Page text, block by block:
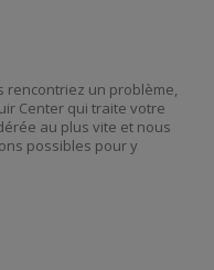
rencontriez un problème,
Center qui traite votre
au plus vite et nous
possibles pour y